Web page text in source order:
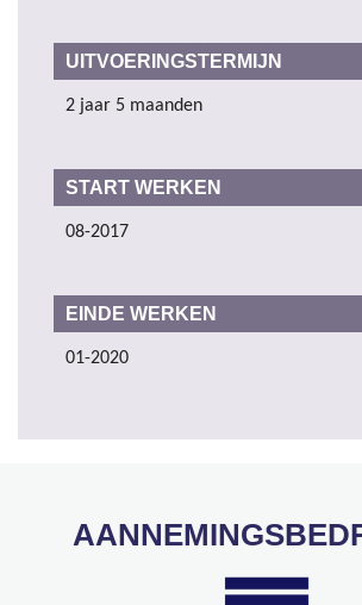
UITVOERINGSTERMIJN
2 jaar 5 maanden
START WERKEN
08-2017
EINDE WERKEN
01-2020